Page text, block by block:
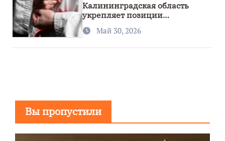
Калининградская область
укрепляет позиции
спортивного региона
Май 30, 2026
Вы пропустили